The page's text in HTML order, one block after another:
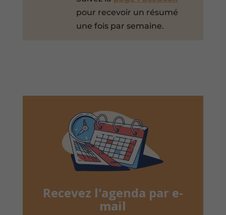
pour recevoir un résumé
une fois par semaine.
Recevez l'agenda par e-
mail